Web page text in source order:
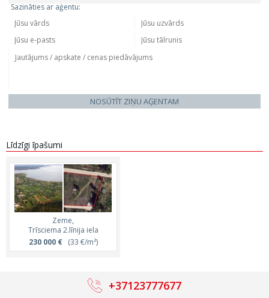
Sazināties ar aģentu:
NOSŪTĪT ZIŅU AĢENTAM
Līdzīgi īpašumi
Zeme,
Trīsciema 2.līnija iela
230 000 €(33 €/m²)
+37123777677